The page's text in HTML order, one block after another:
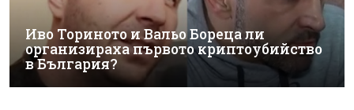
Иво Ториното и Вальо Бореца ли
организираха първото криптоубийство
в България?